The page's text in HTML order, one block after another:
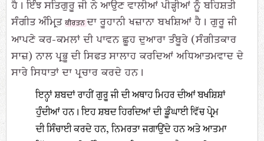
ਹੈ। ਇੰਝ ਸਤਿਗੁਰੂ ਜੀ ਨੇ ਆਉਣ ਵਾਲੀਆਂ ਪੀੜ੍ਹੀਆਂ ਨੂੰ ਬਹਿਸ਼ਤੀ
ਸੰਗੀਤ ਅੰਮ੍ਰਿਤਕੀਰਤਨ ਦਾ ਰੂਹਾਨੀ ਖਜ਼ਾਨਾ ਬਖਸ਼ਿਆਂ ਹੈ। ਗੁਰੂ ਜੀ
ਆਪਣੇ ਕਰ-ਕਮਲਾਂ ਦੀ ਪਾਵਨ ਛੂਹ ਦੁਆਰਾ ਤੰਬੂਰੇ (ਸੰਗੀਤਕਾਰ
ਸਾਜ਼) ਨਾਲ ਪ੍ਰਭੂ ਦੀ ਸਿਫਤ ਸਾਲਾਹ ਕਰਦਿਆਂ ਅਧਿਆਤਮਵਾਦ ਦੇ
ਸਾਰੇ ਸਿਧਾਤਾਂ ਦਾ ਪ੍ਰਚਾਰ ਕਰਦੇ ਹਨ।
ਇਨ੍ਹਾਂ ਸ਼ਬਦਾਂ ਰਾਹੀਂ ਗੁਰੂ ਜੀ ਦੀ ਅਥਾਹ ਮਿਹਰ ਦੀਆਂ ਬਖਸ਼ਿਸ਼ਾਂ
ਹੁੰਦੀਆਂ ਹਨ। ਇਹ ਸ਼ਬਦ ਹਿਰਦਿਆਂ ਦੀ ਡੂੰਘਾਈ ਵਿੱਚ ਪ੍ਰੇਮ
ਦੀ ਸਿੰਚਾਈ ਕਰਦੇ ਹਨ, ਨਿਮਰਤਾ ਜਗਾਉਂਦੇ ਹਨ ਅਤੇ ਆਤਮਾ